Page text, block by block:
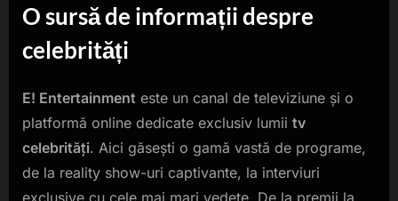
O sursă de informații despre
celebrități
E! Entertainment este un canal de televiziune și o
platformă online dedicate exclusiv lumii tv
celebrități. Aici găsești o gamă vastă de programe,
de la reality show-uri captivante, la interviuri
exclusive cu cele mai mari vedete. De la premii la